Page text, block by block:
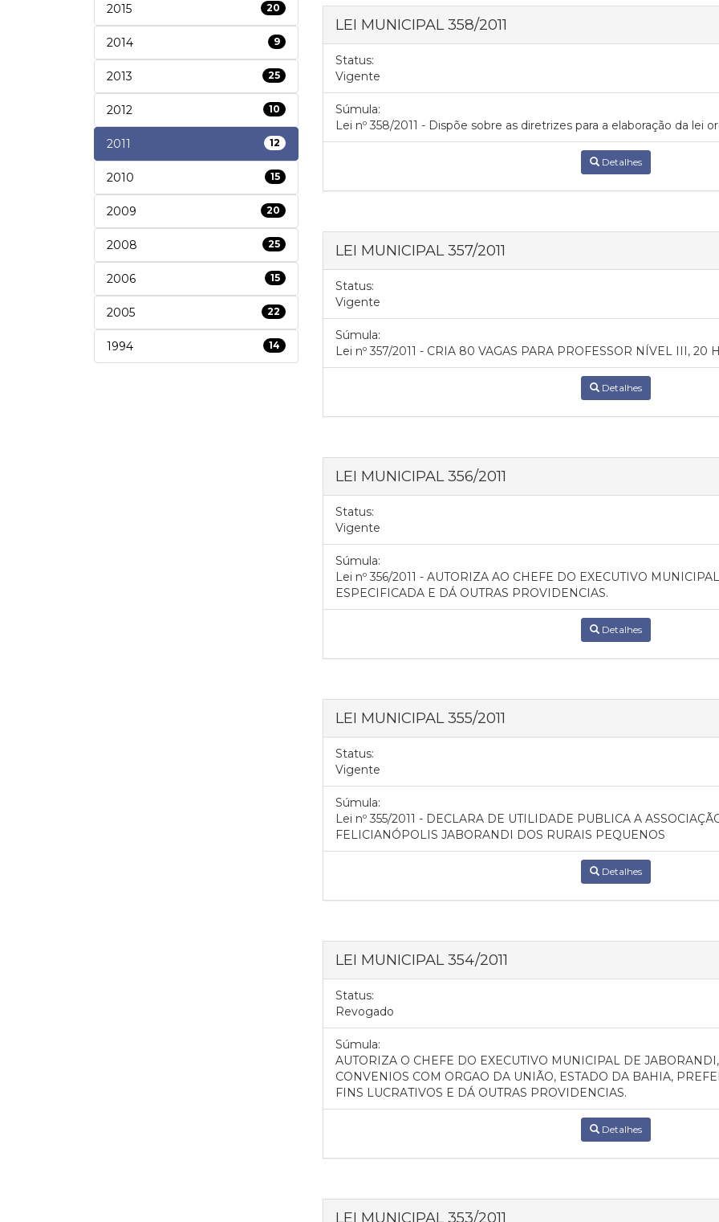
2015 20
2014 9
2013 25
2012 10
2011 12
2010 15
2009 20
2008 25
2006 15
2005 22
1994 14
LEI MUNICIPAL 358/2011
Status:
Vigente
Súmula:
Lei nº 358/2011 - Dispõe sobre as diretrizes para a elaboração da lei
Detalhes
LEI MUNICIPAL 357/2011
Status:
Vigente
Súmula:
Lei nº 357/2011 - CRIA 80 VAGAS PARA PROFESSOR NÍVEL III, 20
Detalhes
LEI MUNICIPAL 356/2011
Status:
Vigente
Súmula:
Lei nº 356/2011 - AUTORIZA AO CHEFE DO EXECUTIVO
ESPECIFICADA E DÁ OUTRAS PROVIDENCIAS.
Detalhes
LEI MUNICIPAL 355/2011
Status:
Vigente
Súmula:
Lei nº 355/2011 - DECLARA DE UTILIDADE PUBLICA A
FELICIANÓPOLIS JABORANDI DOS RURAIS PEQUENOS
Detalhes
LEI MUNICIPAL 354/2011
Status:
Revogado
Súmula:
AUTORIZA O CHEFE DO EXECUTIVO MUNICIPAL DE
CONVENIOS COM ORGAO DA UNIÃO, ESTADO DA BAHIA,
FINS LUCRATIVOS E DÁ OUTRAS PROVIDENCIAS.
Detalhes
LEI MUNICIPAL 353/2011